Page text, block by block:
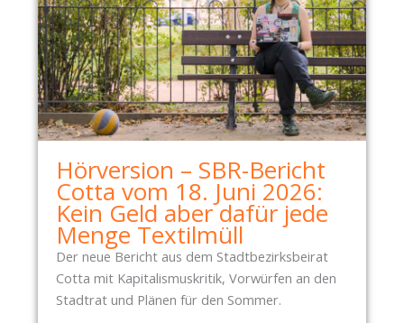
Hörversion – SBR-Bericht
Cotta vom 18. Juni 2026:
Kein Geld aber dafür jede
Menge Textilmüll
Der neue Bericht aus dem Stadtbezirksbeirat
Cotta mit Kapitalismuskritik, Vorwürfen an den
Stadtrat und Plänen für den Sommer.